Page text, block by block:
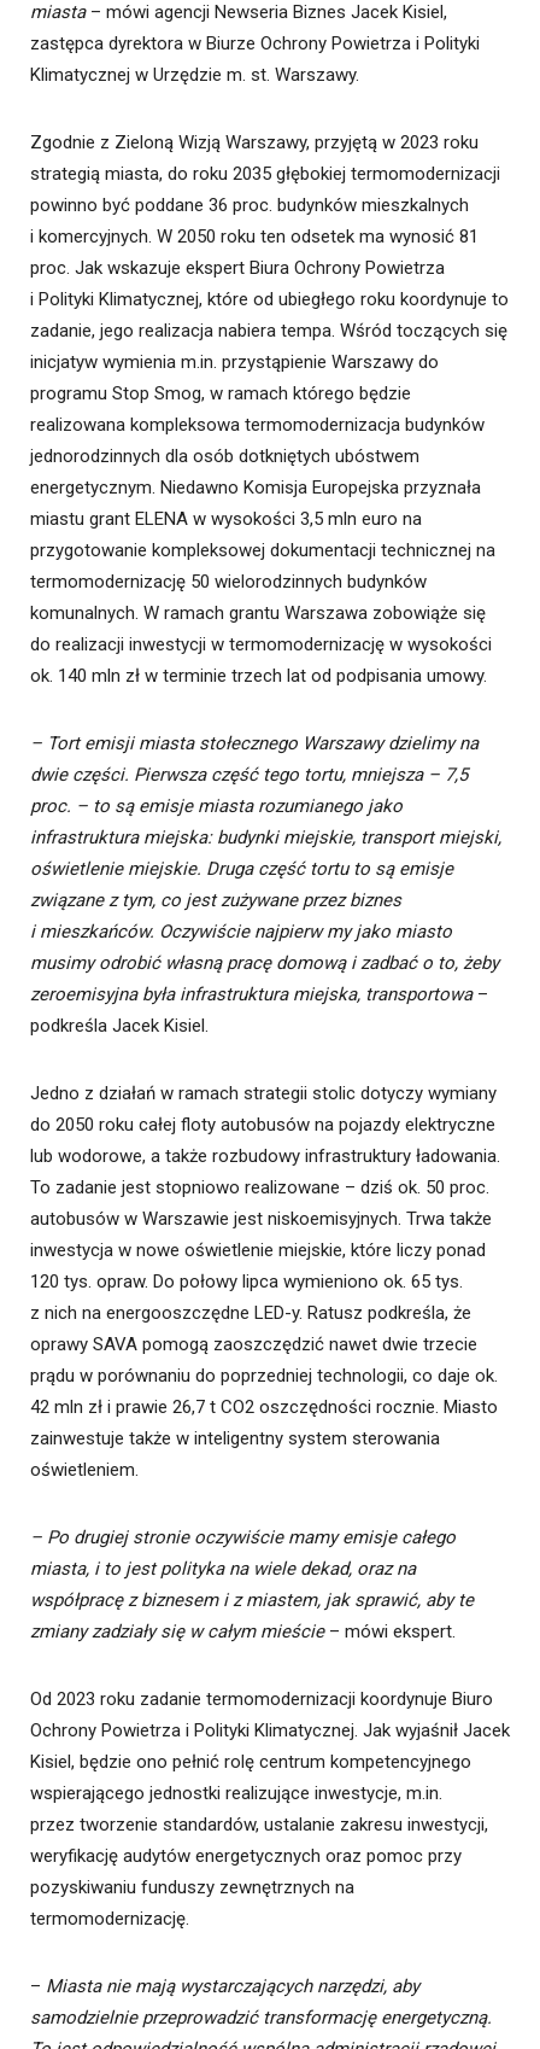
miasta– mówi agencji Newseria Biznes Jacek Kisiel,
zastępca dyrektora w Biurze Ochrony Powietrza i Polityki
Klimatycznej w Urzędzie m. st. Warszawy.
Zgodnie z Zieloną Wizją Warszawy, przyjętą w 2023 roku
strategią miasta, do roku 2035 głębokiej termomodernizacji
powinno być poddane 36 proc. budynków mieszkalnych
i komercyjnych. W 2050 roku ten odsetek ma wynosić 81
proc. Jak wskazuje ekspert Biura Ochrony Powietrza
i Polityki Klimatycznej, które od ubiegłego roku koordynuje to
zadanie, jego realizacja nabiera tempa. Wśród toczących się
inicjatyw wymienia m.in. przystąpienie Warszawy do
programu Stop Smog, w ramach którego będzie
realizowana kompleksowa termomodernizacja budynków
jednorodzinnych dla osób dotkniętych ubóstwem
energetycznym. Niedawno Komisja Europejska przyznała
miastu grant ELENA w wysokości 3,5 mln euro na
przygotowanie kompleksowej dokumentacji technicznej na
termomodernizację 50 wielorodzinnych budynków
komunalnych. W ramach grantu Warszawa zobowiąże się
do realizacji inwestycji w termomodernizację w wysokości
ok. 140 mln zł w terminie trzech lat od podpisania umowy.
– Tort emisji miasta stołecznego Warszawy dzielimy na
dwie części. Pierwsza część tego tortu, mniejsza – 7,5
proc. – to są emisje miasta rozumianego jako
infrastruktura miejska: budynki miejskie, transport miejski,
oświetlenie miejskie. Druga część tortu to są emisje
związane z tym, co jest zużywane przez biznes
i mieszkańców. Oczywiście najpierw my jako miasto
musimy odrobić własną pracę domową i zadbać o to, żeby
zeroemisyjna była infrastruktura miejska, transportowa –
podkreśla Jacek Kisiel.
Jedno z działań w ramach strategii stolic dotyczy wymiany
do 2050 roku całej floty autobusów na pojazdy elektryczne
lub wodorowe, a także rozbudowy infrastruktury ładowania.
To zadanie jest stopniowo realizowane – dziś ok. 50 proc.
autobusów w Warszawie jest niskoemisyjnych. Trwa także
inwestycja w nowe oświetlenie miejskie, które liczy ponad
120 tys. opraw. Do połowy lipca wymieniono ok. 65 tys.
z nich na energooszczędne LED-y. Ratusz podkreśla, że
oprawy SAVA pomogą zaoszczędzić nawet dwie trzecie
prądu w porównaniu do poprzedniej technologii, co daje ok.
42 mln zł i prawie 26,7 t CO2 oszczędności rocznie. Miasto
zainwestuje także w inteligentny system sterowania
oświetleniem.
– Po drugiej stronie oczywiście mamy emisje całego
miasta, i to jest polityka na wiele dekad, oraz na
współpracę z biznesem i z miastem, jak sprawić, aby te
zmiany zadziały się w całym mieście – mówi ekspert.
Od 2023 roku zadanie termomodernizacji koordynuje Biuro
Ochrony Powietrza i Polityki Klimatycznej. Jak wyjaśnił Jacek
Kisiel, będzie ono pełnić rolę centrum kompetencyjnego
wspierającego jednostki realizujące inwestycje, m.in.
przez tworzenie standardów, ustalanie zakresu inwestycji,
weryfikację audytów energetycznych oraz pomoc przy
pozyskiwaniu funduszy zewnętrznych na
termomodernizację.
– Miasta nie mają wystarczających narzędzi, aby
samodzielnie przeprowadzić transformację energetyczną.